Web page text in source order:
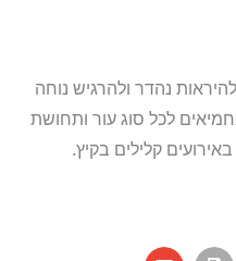
נהדר ולהרגיש נוחה
לכל סוג עור ותחושת
קלילים בקיץ.